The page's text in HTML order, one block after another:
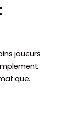
joueurs